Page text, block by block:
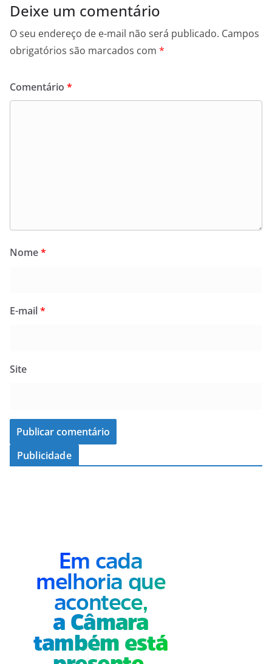
Deixe um comentário
O seu endereço de e-mail não será publicado. Campos
obrigatórios são marcados com *
Comentário *
Nome*
E-mail*
Site
Publicidade